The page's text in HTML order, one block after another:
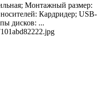
Монтажный размер:
Кардридер; USB-
дисков: ...